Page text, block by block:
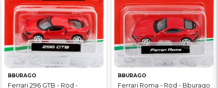
BBURAGO
Ferrari 296 GTB - Röd -
BBURAGO
Ferrari Roma - Röd - Bburago